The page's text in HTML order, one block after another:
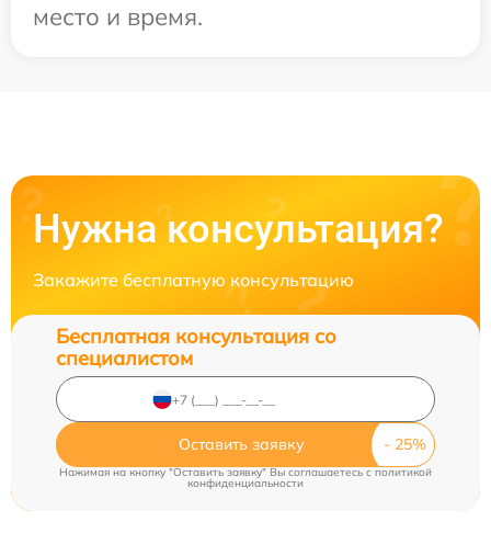
место и время.
Нужна консультация?
Закажите бесплатную консультацию
Бесплатная консультация со
специалистом
Оставить заявку
Нажимая на кнопку "Оставить заявку" Вы соглашаетесь c политикой
конфиденциальности